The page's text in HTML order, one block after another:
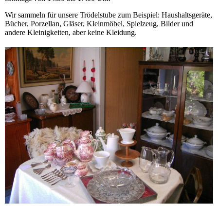
Wir sammeln für unsere Trödelstube zum Beispiel: Haushaltsgeräte,
Bücher, Porzellan, Gläser, Kleinmöbel, Spielzeug, Bilder und
andere Kleinigkeiten, aber keine Kleidung.